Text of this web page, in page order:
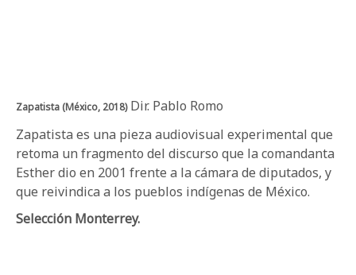
Zapatista (México, 2018)Dir. Pablo Romo
Zapatista es una pieza audiovisual experimental que
retoma un fragmento del discurso que la comandanta
Esther dio en 2001 frente a la cámara de diputados, y
que reivindica a los pueblos indígenas de México.
Selección Monterrey.